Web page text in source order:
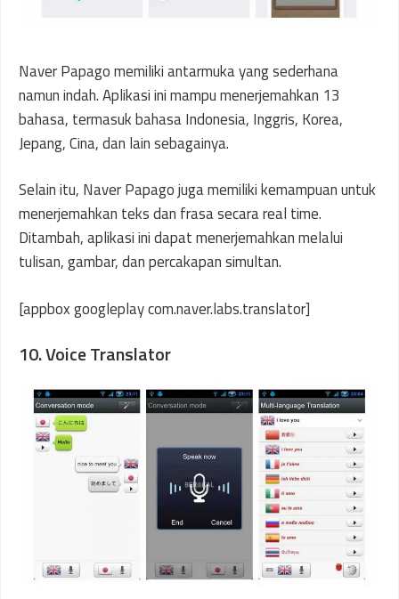
Naver Papago memiliki antarmuka yang sederhana
namun indah. Aplikasi ini mampu menerjemahkan 13
bahasa, termasuk bahasa Indonesia, Inggris, Korea,
Jepang, Cina, dan lain sebagainya.
Selain itu, Naver Papago juga memiliki kemampuan untuk
menerjemahkan teks dan frasa secara real time.
Ditambah, aplikasi ini dapat menerjemahkan melalui
tulisan, gambar, dan percakapan simultan.
[appbox googleplay com.naver.labs.translator]
10. Voice Translator